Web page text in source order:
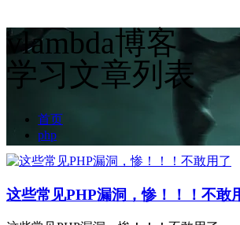
vlambda博客
学习文章列表
首页
php
这些常见PHP漏洞，惨！！！不敢